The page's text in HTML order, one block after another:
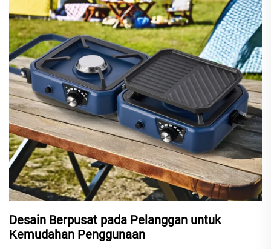
Desain Berpusat pada Pelanggan untuk
Kemudahan Penggunaan